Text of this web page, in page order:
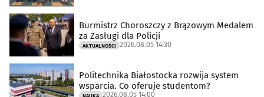
Burmistrz Choroszczy z Brązowym Medalem
za Zasługi dla Policji
AKTUALNOŚCI 2026.08.05 14:30
Politechnika Białostocka rozwija system
wsparcia. Co oferuje studentom?
2026.08.05 14:00